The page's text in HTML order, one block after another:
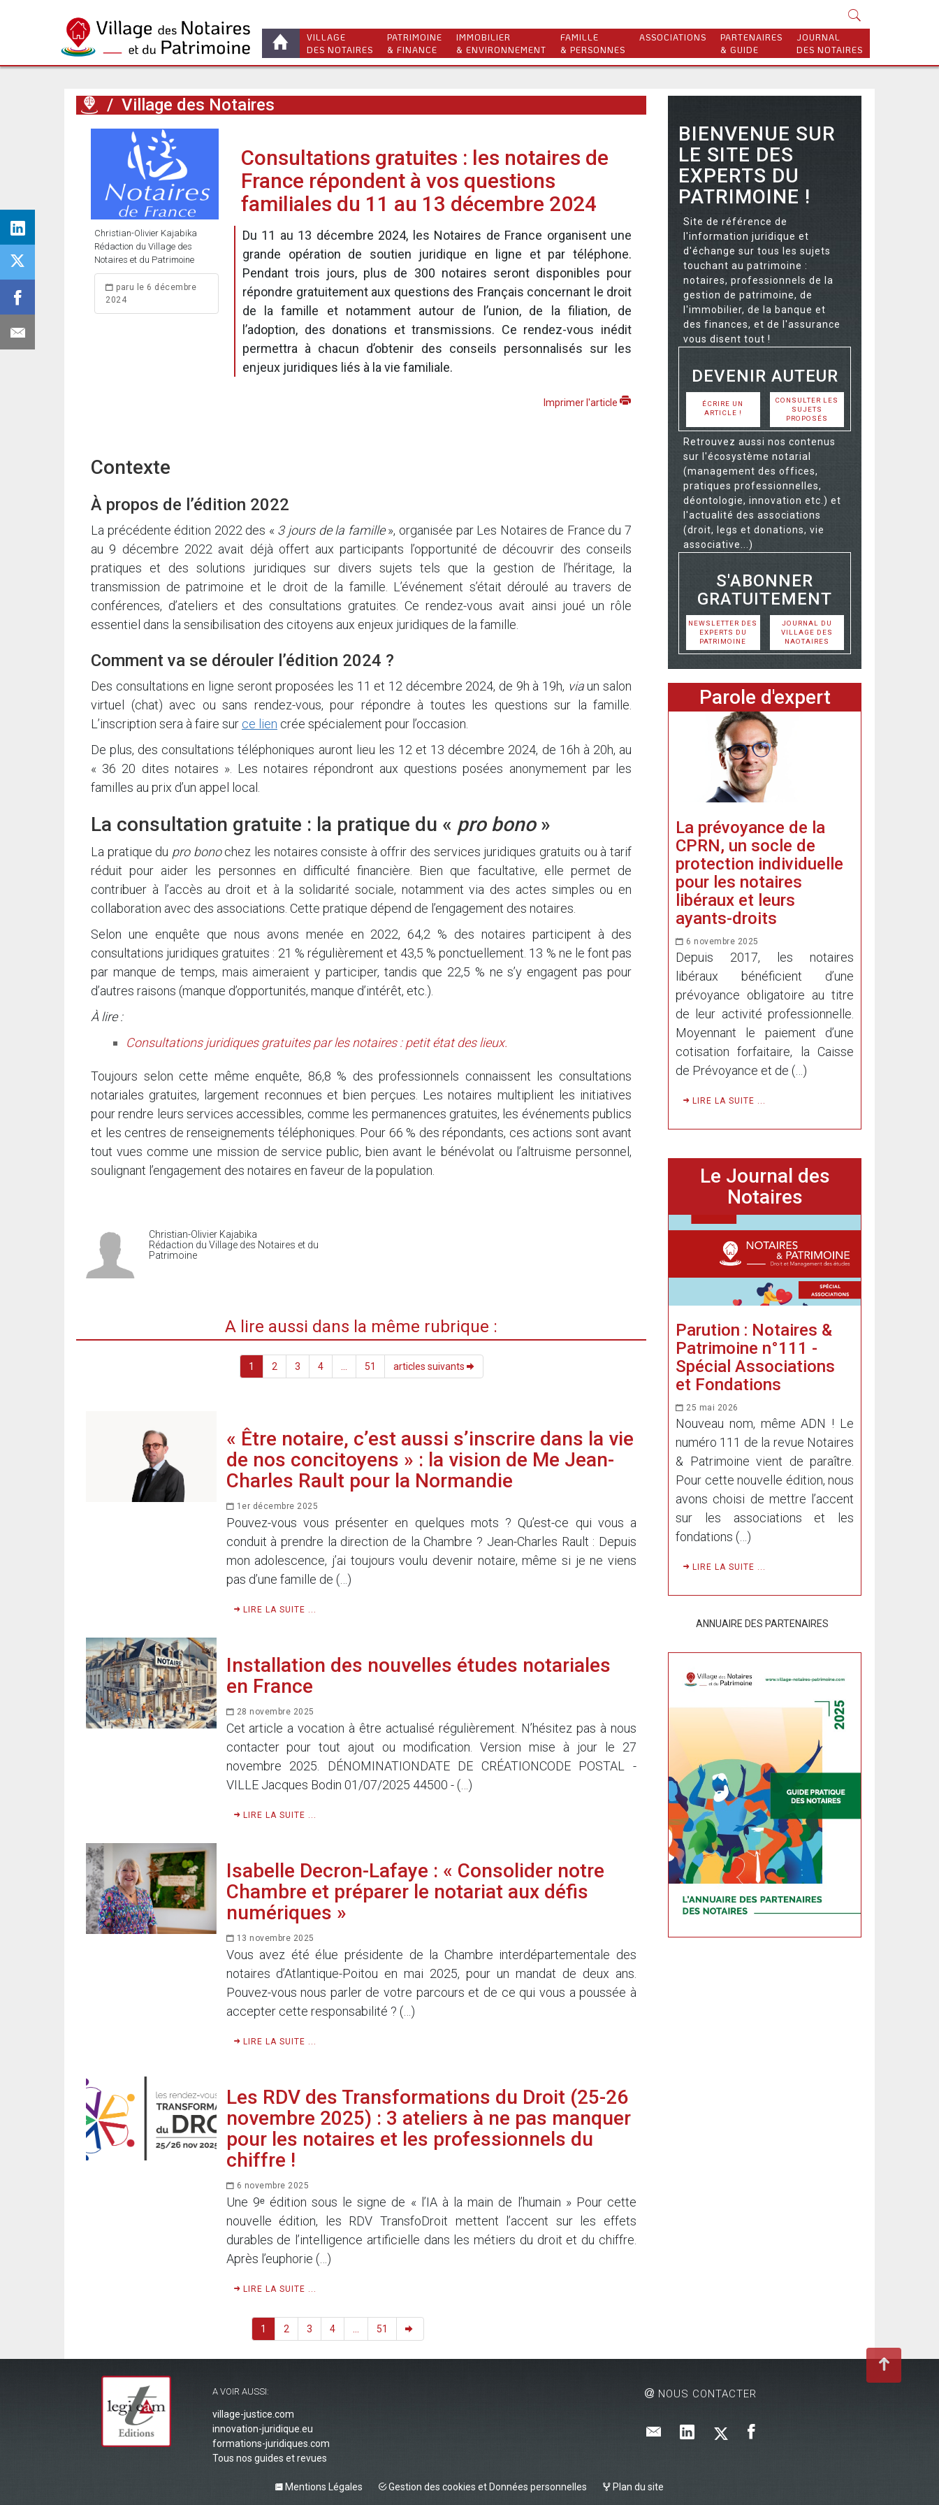
VILLAGE
DES NOTAIRES
PATRIMOINE
& FINANCE
IMMOBILIER
& ENVIRONNEMENT
FAMILLE
& PERSONNES
ASSOCIATIONS
PARTENAIRES
& GUIDE
JOURNAL
DES NOTAIRES
/ Village des Notaires
Christian-Olivier Kajabika
Rédaction du Village des
Notaires et du Patrimoine
paru le 6 décembre
2024
Consultations gratuites : les notaires de
France répondent à vos questions
familiales du 11 au 13 décembre 2024
Du 11 au 13 décembre 2024, les Notaires de France organisent une
grande opération de soutien juridique en ligne et par téléphone.
Pendant trois jours, plus de 300 notaires seront disponibles pour
répondre gratuitement aux questions des Français concernant le droit
de la famille et notamment autour de l’union, de la filiation, de
l’adoption, des donations et transmissions. Ce rendez-vous inédit
permettra à chacun d’obtenir des conseils personnalisés sur les
enjeux juridiques liés à la vie familiale.
Imprimer l'article
Contexte
À propos de l’édition 2022
La précédente édition 2022 des « 3 jours de la famille», organisée par Les Notaires de France du 7
au 9 décembre 2022 avait déjà offert aux participants l’opportunité de découvrir des conseils
pratiques et des solutions juridiques sur divers sujets tels que la gestion de l’héritage, la
transmission de patrimoine et le droit de la famille. L’événement s’était déroulé au travers de
conférences, d’ateliers et des consultations gratuites. Ce rendez-vous avait ainsi joué un rôle
essentiel dans la sensibilisation des citoyens aux enjeux juridiques de la famille.
Comment va se dérouler l’édition 2024 ?
Des consultations en ligne seront proposées les 11 et 12 décembre 2024, de 9h à 19h, viaun salon
virtuel (chat) avec ou sans rendez-vous, pour répondre à toutes les questions sur la famille.
L’inscription sera à faire sur ce lien crée spécialement pour l’occasion.
De plus, des consultations téléphoniques auront lieu les 12 et 13 décembre 2024, de 16h à 20h, au
« 36 20 dites notaires ». Les notaires répondront aux questions posées anonymement par les
familles au prix d’un appel local.
La consultation gratuite : la pratique du « pro bono»
La pratique du pro bonochez les notaires consiste à offrir des services juridiques gratuits ou à tarif
réduit pour aider les personnes en difficulté financière. Bien que facultative, elle permet de
contribuer à l’accès au droit et à la solidarité sociale, notamment via des actes simples ou en
collaboration avec des associations. Cette pratique dépend de l’engagement des notaires.
Selon une enquête que nous avons menée en 2022, 64,2 % des notaires participent à des
consultations juridiques gratuites : 21 % régulièrement et 43,5 % ponctuellement. 13 % ne le font pas
par manque de temps, mais aimeraient y participer, tandis que 22,5 % ne s’y engagent pas pour
d’autres raisons (manque d’opportunités, manque d’intérêt, etc.).
À lire :
Consultations juridiques gratuites par les notaires : petit état des lieux.
Toujours selon cette même enquête, 86,8 % des professionnels connaissent les consultations
notariales gratuites, largement reconnues et bien perçues. Les notaires multiplient les initiatives
pour rendre leurs services accessibles, comme les permanences gratuites, les événements publics
et les centres de renseignements téléphoniques. Pour 66 % des répondants, ces actions sont avant
tout vues comme une mission de service public, bien avant le bénévolat ou l’altruisme personnel,
soulignant l’engagement des notaires en faveur de la population.
Christian-Olivier Kajabika
Rédaction du Village des Notaires et du
Patrimoine
A lire aussi dans la même rubrique :
1 2 3 4 ... 51 articles suivants
« Être notaire, c’est aussi s’inscrire dans la vie
de nos concitoyens » : la vision de Me Jean-
Charles Rault pour la Normandie
1er décembre 2025
Pouvez-vous vous présenter en quelques mots ? Qu’est-ce qui vous a
conduit à prendre la direction de la Chambre ? Jean-Charles Rault : Depuis
mon adolescence, j’ai toujours voulu devenir notaire, même si je ne viens
pas d’une famille de (…)
LIRE LA SUITE ...
Installation des nouvelles études notariales
en France
28 novembre 2025
Cet article a vocation à être actualisé régulièrement. N’hésitez pas à nous
contacter pour tout ajout ou modification. Version mise à jour le 27
novembre 2025. DÉNOMINATIONDATE DE CRÉATIONCODE POSTAL -
VILLE Jacques Bodin 01/07/2025 44500 - (…)
LIRE LA SUITE ...
Isabelle Decron-Lafaye : « Consolider notre
Chambre et préparer le notariat aux défis
numériques »
13 novembre 2025
Vous avez été élue présidente de la Chambre interdépartementale des
notaires d’Atlantique-Poitou en mai 2025, pour un mandat de deux ans.
Pouvez-vous nous parler de votre parcours et de ce qui vous a poussée à
accepter cette responsabilité ? (…)
LIRE LA SUITE ...
Les RDV des Transformations du Droit (25-26
novembre 2025) : 3 ateliers à ne pas manquer
pour les notaires et les professionnels du
chiffre !
6 novembre 2025
Une 9ᵉ édition sous le signe de « l’IA à la main de l’humain » Pour cette
nouvelle édition, les RDV TransfoDroit mettent l’accent sur les effets
durables de l’intelligence artificielle dans les métiers du droit et du chiffre.
Après l’euphorie (…)
LIRE LA SUITE ...
1 2 3 4 ... 51
BIENVENUE SUR
LE SITE DES
EXPERTS DU
PATRIMOINE !
Site de référence de
l'information juridique et
d'échange sur tous les sujets
touchant au patrimoine :
notaires, professionnels de la
gestion de patrimoine, de
l'immobilier, de la banque et
des finances, et de l'assurance
vous disent tout !
DEVENIR AUTEUR
ÉCRIRE UN
ARTICLE !
CONSULTER LES
SUJETS
PROPOSÉS
Retrouvez aussi nos contenus
sur l'écosystème notarial
(management des offices,
pratiques professionnelles,
déontologie, innovation etc.) et
l'actualité des associations
(droit, legs et donations, vie
associative...)
S'ABONNER
GRATUITEMENT
NEWSLETTER DES
EXPERTS DU
PATRIMOINE
JOURNAL DU
VILLAGE DES
NAOTAIRES
Parole d'expert
La prévoyance de la
CPRN, un socle de
protection individuelle
pour les notaires
libéraux et leurs
ayants-droits
6 novembre 2025
Depuis 2017, les notaires
libéraux bénéficient d’une
prévoyance obligatoire au titre
de leur activité professionnelle.
Moyennant le paiement d’une
cotisation forfaitaire, la Caisse
de Prévoyance et de (…)
LIRE LA SUITE ...
Le Journal des
Notaires
Parution : Notaires &
Patrimoine n°111 -
Spécial Associations
et Fondations
25 mai 2026
Nouveau nom, même ADN ! Le
numéro 111 de la revue Notaires
& Patrimoine vient de paraître.
Pour cette nouvelle édition, nous
avons choisi de mettre l’accent
sur les associations et les
fondations (…)
LIRE LA SUITE ...
ANNUAIRE DES PARTENAIRES
A VOIR AUSSI:
village-justice.com
innovation-juridique.eu
formations-juridiques.com
Tous nos guides et revues
NOUS CONTACTER
Mentions Légales Gestion des cookies et Données personnelles Plan du site